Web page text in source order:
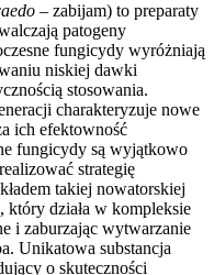
– zabijam) to preparaty
patogeny
fungicydy wyróżniają
niskiej dawki
stosowania.
charakteryzuje nowe
ich efektowność
fungicydy są wyjątkowo
strategię
takiej nowatorskiej
działa w kompleksie
i zaburzając wytwarzanie
Unikatowa substancja
o skuteczności